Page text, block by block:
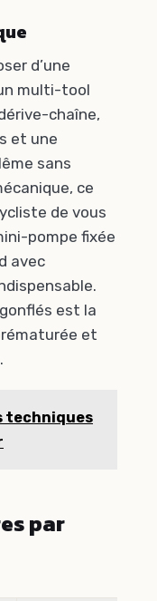
d’une
multi-tool
chaîne,
et une
sans
ce
de vous
pompe fixée
avec
est la
et
techniques
par